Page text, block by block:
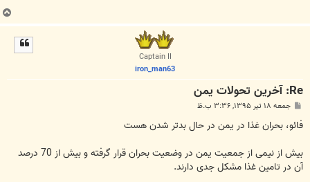
ب
ا
Captain II
iron_man63
Re: آخرین تحولات یمن
پ
ت
جمعه ۱۸ تیر ۱۳۹۵, ۳:۳۶ ب.ظ
فائو، بحران غذا در یمن در حال بدتر شدن هست
بیش از نیمی از جمعیت یمن در وضعیت بحران قرار گرفته و بیش از 70 درصد
آن در تامین غذا مشکل جدی دارند.